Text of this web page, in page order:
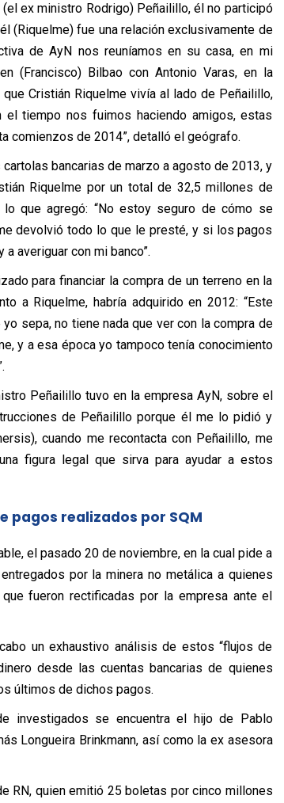
ex ministro Rodrigo) Peñailillo, él no participó
(Riquelme) fue una relación exclusivamente de
de AyN nos reuníamos en su casa, en mi
(Francisco) Bilbao con Antonio Varas, en la
Cristián Riquelme vivía al lado de Peñailillo,
tiempo nos fuimos haciendo amigos, estas
comienzos de 2014”, detalló el geógrafo.
bancarias de marzo a agosto de 2013, y
Riquelme por un total de 32,5 millones de
que agregó: “No estoy seguro de cómo se
devolvió todo lo que le presté, y si los pagos
averiguar con mi banco”.
para financiar la compra de un terreno en la
a Riquelme, habría adquirido en 2012: “Este
sepa, no tiene nada que ver con la compra de
y a esa época yo tampoco tenía conocimiento
Peñailillo tuvo en la empresa AyN, sobre el
de Peñailillo porque él me lo pidió y
cuando me recontacta con Peñailillo, me
figura legal que sirva para ayudar a estos
pagos realizados por SQM
el pasado 20 de noviembre, en la cual pide a
por la minera no metálica a quienes
fueron rectificadas por la empresa ante el
un exhaustivo análisis de estos “flujos de
desde las cuentas bancarias de quienes
últimos de dichos pagos.
investigados se encuentra el hijo de Pablo
Longueira Brinkmann, así como la ex asesora
RN, quien emitió 25 boletas por cinco millones